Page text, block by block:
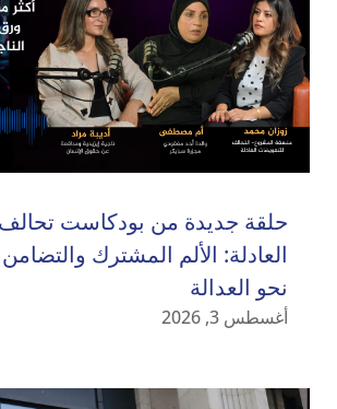
حلقة جديدة من بودكاست
العادلة: الألم المشترك
نحو العدالة
أغسطس 3, 2026